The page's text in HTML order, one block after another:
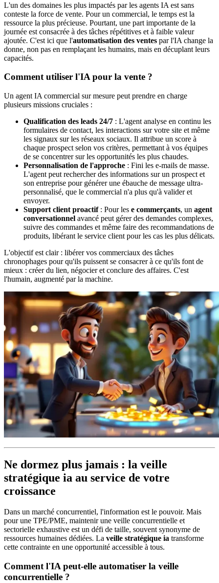
L'un des domaines les plus impactés par les agents IA est sans
conteste la force de vente. Pour un commercial, le temps est la
ressource la plus précieuse. Pourtant, une part importante de la
journée est consacrée à des tâches répétitives et à faible valeur
ajoutée. C'est ici que l'automatisation des ventes par l'IA change la
donne, non pas en remplaçant les humains, mais en décuplant leurs
capacités.
Comment utiliser l'IA pour la vente ?
Un agent IA commercial sur mesure peut prendre en charge
plusieurs missions cruciales :
Qualification des leads 24/7 : L'agent analyse en continu les
formulaires de contact, les interactions sur votre site et même
les signaux sur les réseaux sociaux. Il attribue un score à
chaque prospect selon vos critères, permettant à vos équipes
de se concentrer sur les opportunités les plus chaudes.
Personnalisation de l'approche : Fini les e-mails de masse.
L'agent peut rechercher des informations sur un prospect et
son entreprise pour générer une ébauche de message ultra-
personnalisé, que le commercial n'a plus qu'à valider et
envoyer.
Support client proactif: Pour les e commerçants, un agent
conversationnel avancé peut gérer des demandes complexes,
suivre des commandes et même faire des recommandations de
produits, libérant le service client pour les cas les plus délicats.
L'objectif est clair : libérer vos commerciaux des tâches
chronophages pour qu'ils puissent se consacrer à ce qu'ils font de
mieux : créer du lien, négocier et conclure des affaires. C'est
l'humain, augmenté par la machine.
Ne dormez plus jamais : la veille
stratégique ia au service de votre
croissance
Dans un marché concurrentiel, l'information est le pouvoir. Mais
pour une TPE/PME, maintenir une veille concurrentielle et
sectorielle exhaustive est un défi de taille, souvent synonyme de
ressources humaines dédiées. La veille stratégique ia transforme
cette contrainte en une opportunité accessible à tous.
Comment l'IA peut-elle automatiser la veille
concurrentielle ?